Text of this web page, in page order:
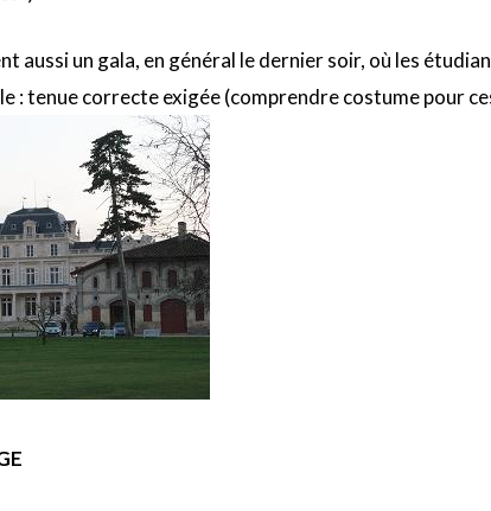
aussi un gala, en général le dernier soir, où les
: tenue correcte exigée (comprendre costume pour